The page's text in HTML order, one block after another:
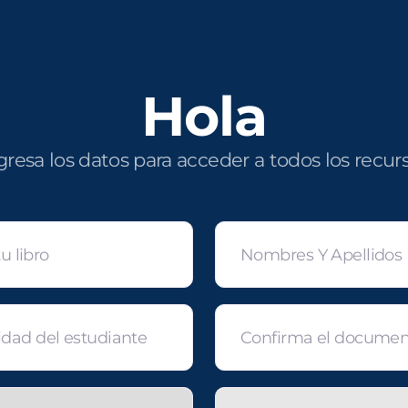
Hola
los datos para acceder a todos los